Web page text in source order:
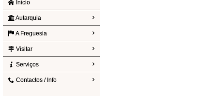
Início
Autarquia
A Freguesia
Visitar
Serviços
Contactos / Info